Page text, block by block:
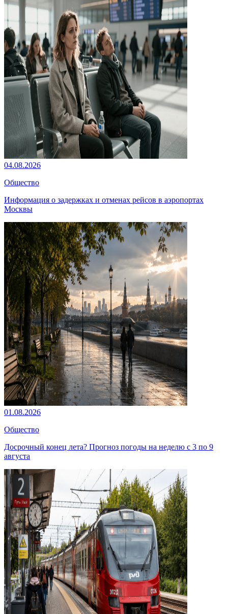
04.08.2026
Общество
Информация о задержках и отменах рейсов в аэропортах
Москвы
01.08.2026
Общество
Досрочный конец лета? Прогноз погоды на неделю с 3 по 9
августа